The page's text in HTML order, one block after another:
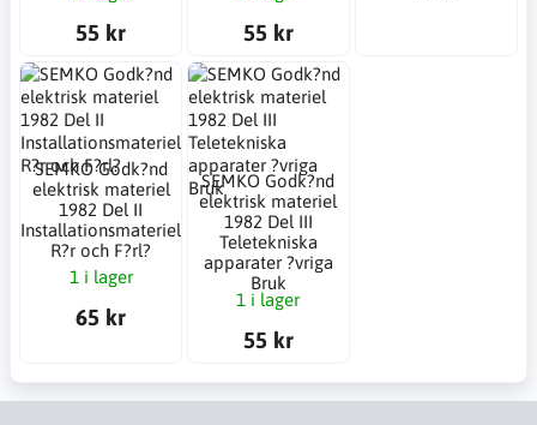
55 kr 55 kr
SEMKO Godk?nd
elektrisk materiel
1982 Del II
Installationsmateriel
R?r och F?rl?
1 i lager
65 kr
SEMKO Godk?nd
elektrisk materiel
1982 Del III
Teletekniska
apparater ?vriga
Bruk
1 i lager
55 kr